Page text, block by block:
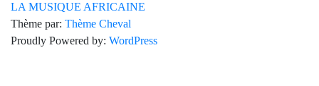
LA MUSIQUE AFRICAINE
Thème par: Thème Cheval
Proudly Powered by: WordPress